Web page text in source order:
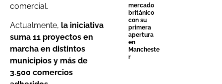
comercial.
Actualmente, la iniciativa
suma 11 proyectos en
marcha en distintos
municipios y más de
3.500 comercios
mercado
británico
con su
primera
apertura
en
Mancheste
r